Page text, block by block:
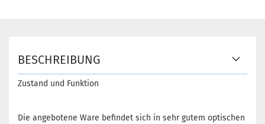
BESCHREIBUNG
Zustand und Funktion
Die angebotene Ware befindet sich in sehr gutem optischen